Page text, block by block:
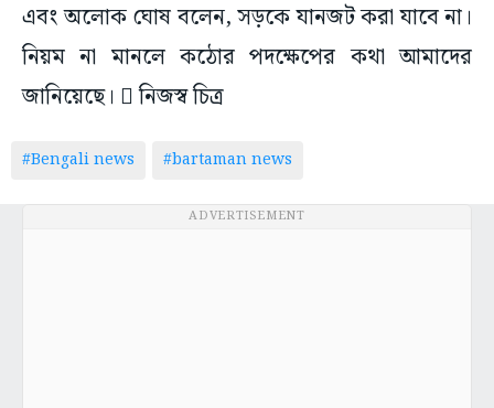
এবং অলোক ঘোষ বলেন, সড়কে যানজট করা যাবে না।
নিয়ম না মানলে কঠোর পদক্ষেপের কথা আমাদের
জানিয়েছে।  নিজস্ব চিত্র
#Bengali news #bartaman news
ADVERTISEMENT